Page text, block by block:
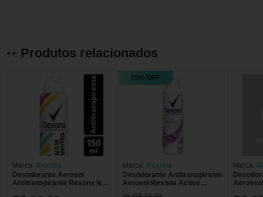
Produtos relacionados
Marca: Rexona
Desodorante Aerosol
Antitranspirante Rexona Now
35% OFF
Marca: Rexona
Desodorante Antitranspirante
Aerosol Rexona Active
Emotion com 150ml
Marca: